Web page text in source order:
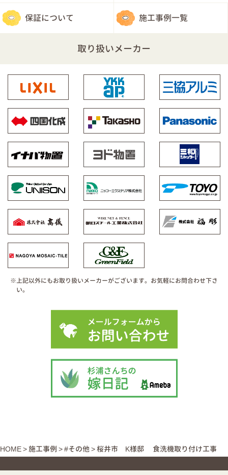
保証について 施工事例一覧
取り扱いメーカー
※上記以外にもお取り扱いメーカーがございます。お気軽にお問合わせ下さ
い。
HOME>施工事例 >#その他>桜井市 K様邸 食洗機取り付け工事